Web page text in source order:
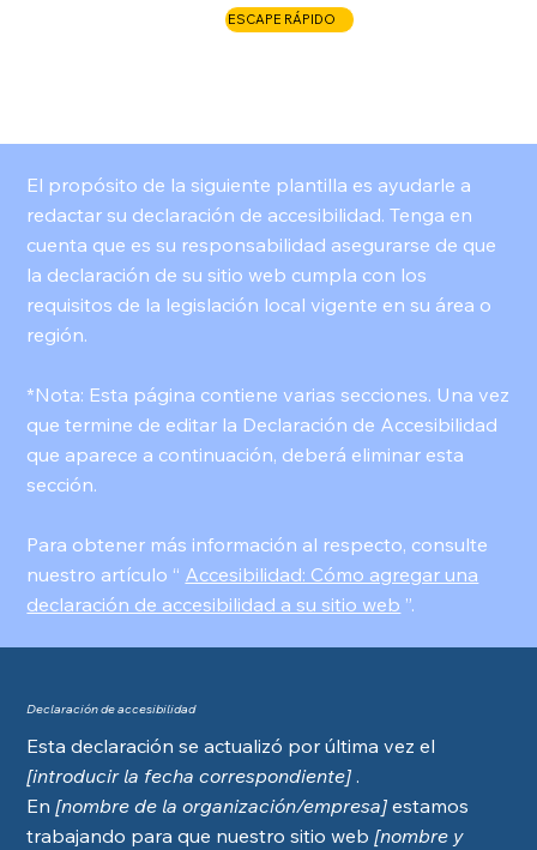
ESCAPE RÁPIDO
El propósito de la siguiente plantilla es ayudarle a
redactar su declaración de accesibilidad. Tenga en
cuenta que es su responsabilidad asegurarse de que
la declaración de su sitio web cumpla con los
requisitos de la legislación local vigente en su área o
región.
*Nota: Esta página contiene varias secciones. Una vez
que termine de editar la Declaración de Accesibilidad
que aparece a continuación, deberá eliminar esta
sección.
Para obtener más información al respecto, consulte
nuestro artículo “ Accesibilidad: Cómo agregar una
declaración de accesibilidad a su sitio web ”.
Declaración de accesibilidad
Esta declaración se actualizó por última vez el
[introducir la fecha correspondiente] .
En[nombre de la organización/empresa] estamos
trabajando para que nuestro sitio web[nombre y